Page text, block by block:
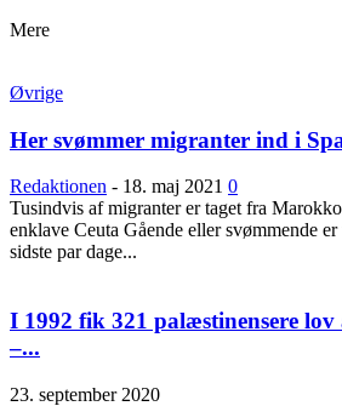
Mere
Øvrige
Her svømmer migranter ind i
Redaktionen - 18. maj 2021 0
Tusindvis af migranter er taget fra
enklave Ceuta Gående eller svømmende
sidste par dage...
I 1992 fik 321 palæstinensere
–...
23. september 2020